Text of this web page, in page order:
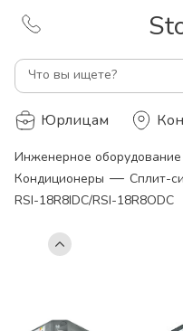
Что вы ищете?
Юрлицам
Инженерное оборудование
Кондиционеры — Сплит-
RSI-18R8IDC/RSI-18R8ODC